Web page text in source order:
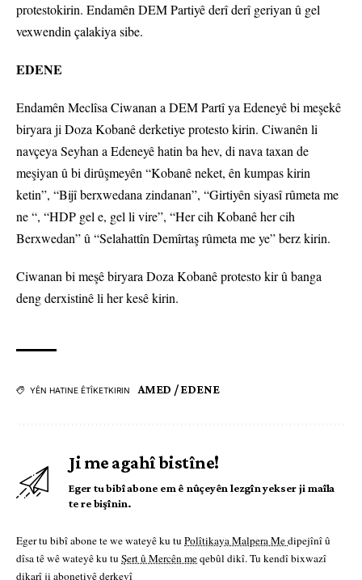
protestokirin. Endamên DEM Partiyê derî derî geriyan û gel
vexwendin çalakiya sibe.
EDENE
Endamên Meclîsa Ciwanan a DEM Partî ya Edeneyê bi meşekê
biryara ji Doza Kobanê derketiye protesto kirin. Ciwanên li
navçeya Seyhan a Edeneyê hatin ba hev, di nava taxan de
meşiyan û bi dirûşmeyên “Kobanê neket, ên kumpas kirin
ketin”, “Bijî berxwedana zindanan”, “Girtiyên siyasî rûmeta me
ne “, “HDP gel e, gel li vire”, “Her cih Kobanê her cih
Berxwedan” û “Selahattîn Demîrtaş rûmeta me ye” berz kirin.
Ciwanan bi meşê biryara Doza Kobanê protesto kir û banga
deng derxistinê li her kesê kirin.
YÊN HATINE ÊTÎKETKIRIN AMED / EDENE
Ji me agahî bistîne!
Eger tu bibî abone em ê nûçeyên lezgîn yekser ji maîla
te re bişînin.
Eger tu bibî abone te we wateyê ku tu Polîtikaya Malpera Medipejînî û
dîsa tê wê wateyê ku tu Şert û Mercên meqebûl dikî. Tu kendî bixwazî
dikarî ji abonetiyê derkevî